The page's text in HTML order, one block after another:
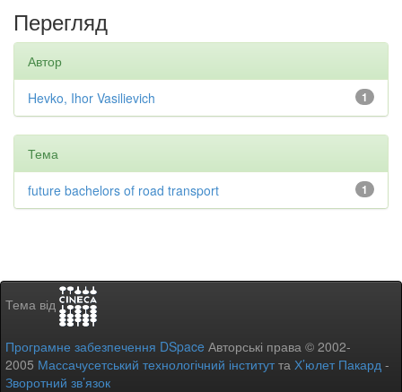
Перегляд
Автор
1
Hevko, Ihor Vasilievich
Тема
1
future bachelors of road transport
Тема від
Програмне забезпечення DSpace Авторські права © 2002-
2005 Массачусетський технологічний інститутта Х’юлет Пакард -
Зворотний зв’язок